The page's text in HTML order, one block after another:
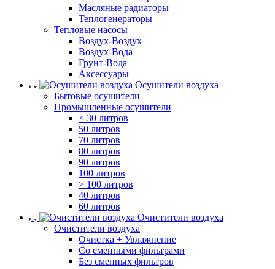
Масляные радиаторы
Теплогенераторы
Тепловые насосы
Воздух-Воздух
Воздух-Вода
Грунт-Вода
Аксессуары
Осушители воздуха
Бытовые осушители
Промышленные осушители
< 30 литров
50 литров
70 литров
80 литров
90 литров
100 литров
> 100 литров
40 литров
60 литров
Очистители воздуха
Очистители воздуха
Очистка + Увлажнение
Cо сменными фильтрами
Без сменных фильтров